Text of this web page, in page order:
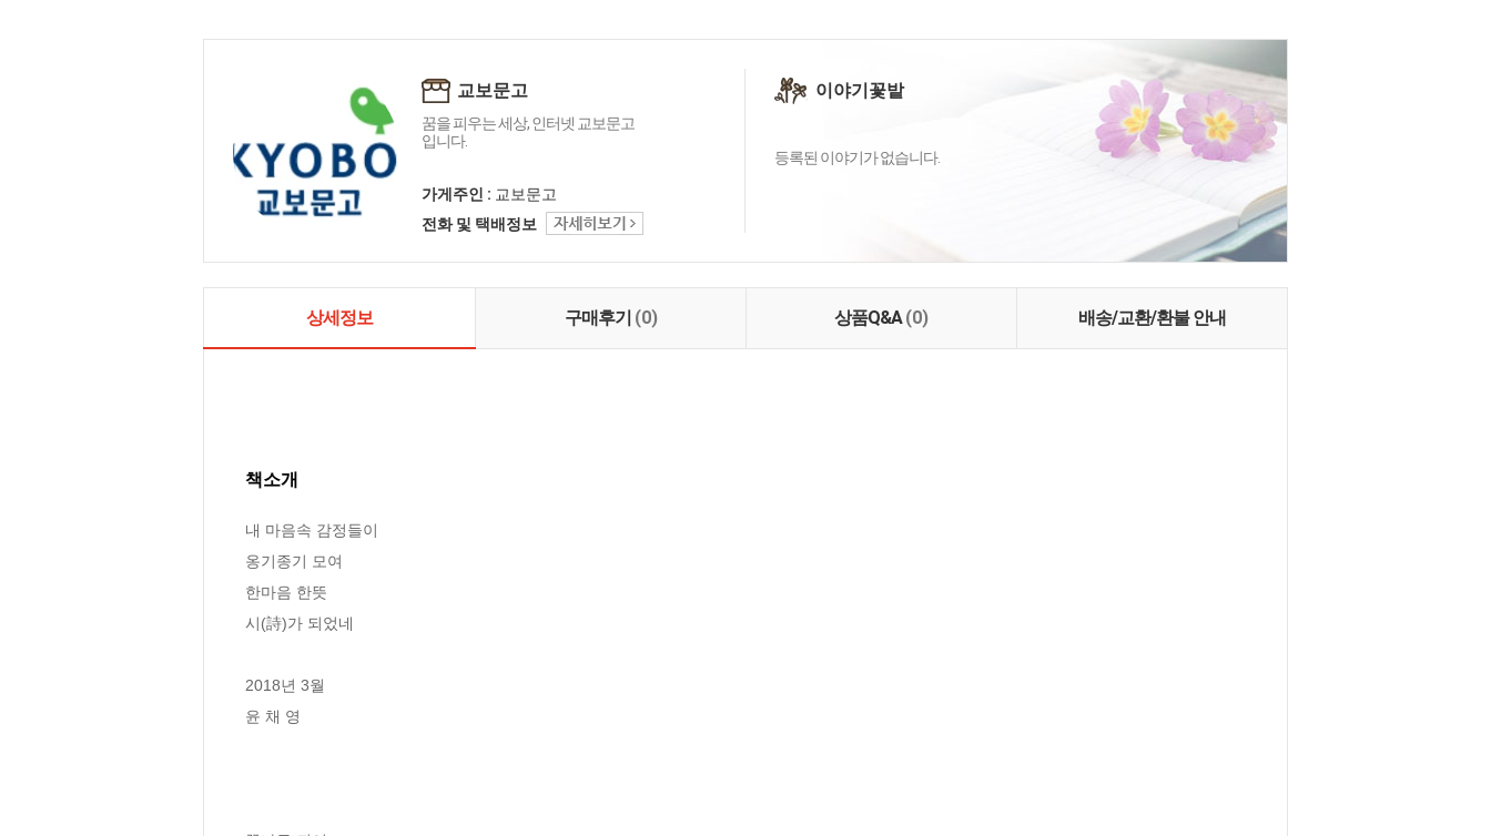
교보문고
꿈을 피우는 세상, 인터넷 교보문고
입니다.
가게주인 : 교보문고
전화 및 택배정보
이야기꽃밭
등록된 이야기가 없습니다.
상세정보 구매후기 (0) 상품Q&A(0) 배송/교환/환불 안내
책소개
내 마음속 감정들이
옹기종기 모여
한마음 한뜻
시(詩)가 되었네
2018년 3월
윤 채 영